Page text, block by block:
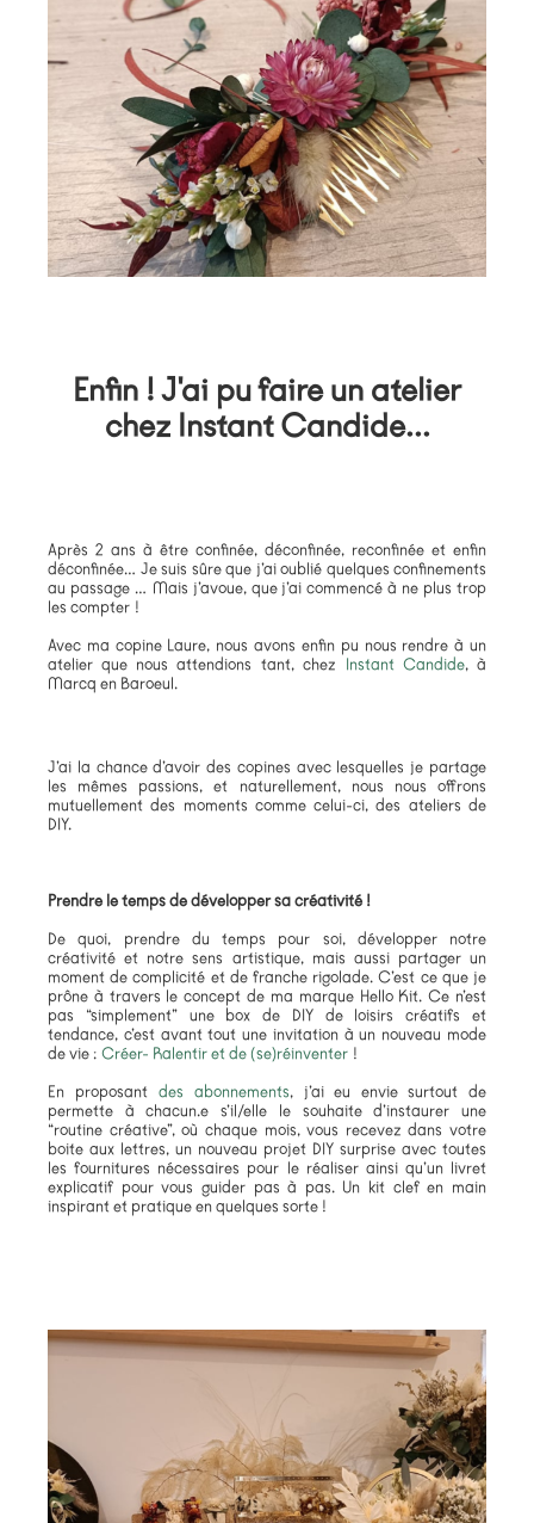
Enfin ! J'ai pu faire un atelier
chez Instant Candide...
Après 2 ans à être confinée, déconfinée, reconfinée et enfin
déconfinée… Je suis sûre que j’ai oublié quelques confinements
au passage … Mais j’avoue, que j’ai commencé à ne plus trop
les compter !
Avec ma copine Laure, nous avons enfin pu nous rendre à un
atelier que nous attendions tant, chez Instant Candide, à
Marcq en Baroeul.
J’ai la chance d’avoir des copines avec lesquelles je partage
les mêmes passions, et naturellement, nous nous offrons
mutuellement des moments comme celui-ci, des ateliers de
DIY.
Prendre le temps de développer sa créativité !
De quoi, prendre du temps pour soi, développer notre
créativité et notre sens artistique, mais aussi partager un
moment de complicité et de franche rigolade. C’est ce que je
prône à travers le concept de ma marque Hello Kit. Ce n’est
pas “simplement” une box de DIY de loisirs créatifs et
tendance, c’est avant tout une invitation à un nouveau mode
de vie : Créer- Ralentir et de (se)réinventer !
En proposantdes abonnements, j’ai eu envie surtout de
permette à chacun.e s’il/elle le souhaite d’instaurer une
“routine créative”, où chaque mois, vous recevez dans votre
boite aux lettres, un nouveau projet DIY surprise avec toutes
les fournitures nécessaires pour le réaliser ainsi qu’un livret
explicatif pour vous guider pas à pas. Un kit clef en main
inspirant et pratique en quelques sorte !